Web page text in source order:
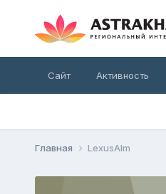
Сайт Активность
Главная LexusAlm